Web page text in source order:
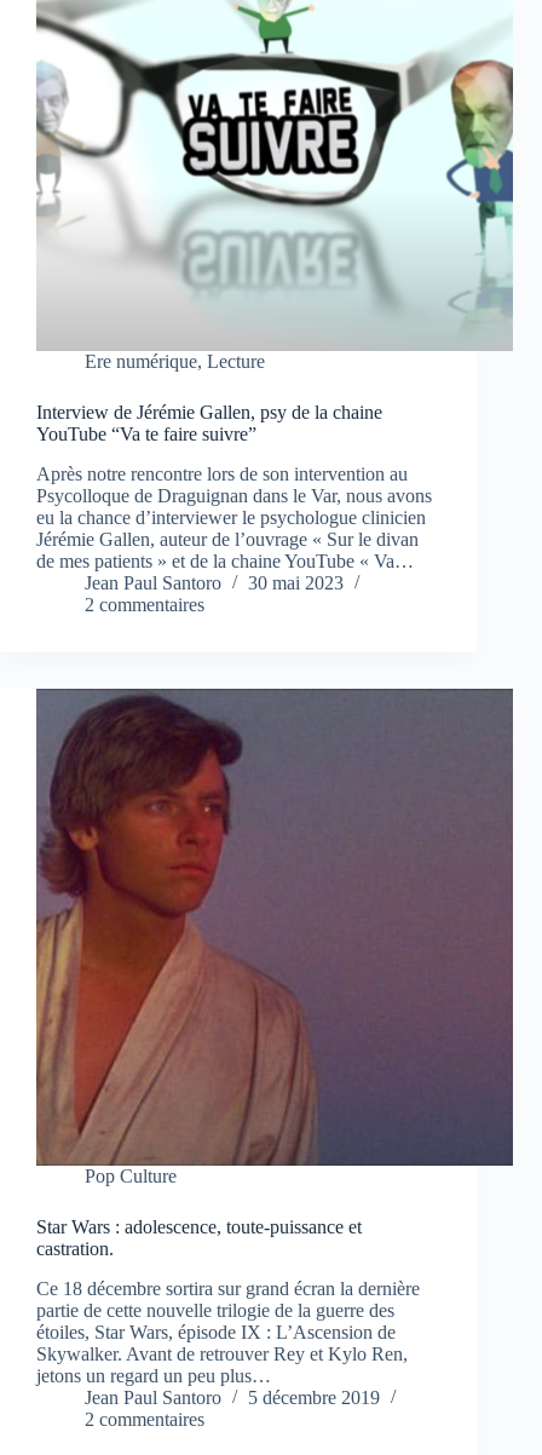
Ere numérique, Lecture
Interview de Jérémie Gallen, psy de la chaine
YouTube “Va te faire suivre”
Après notre rencontre lors de son intervention au
Psycolloque de Draguignan dans le Var, nous avons
eu la chance d’interviewer le psychologue clinicien
Jérémie Gallen, auteur de l’ouvrage « Sur le divan
de mes patients » et de la chaine YouTube « Va…
Jean Paul Santoro
30 mai 2023
2 commentaires
Pop Culture
Star Wars : adolescence, toute-puissance et
castration.
Ce 18 décembre sortira sur grand écran la dernière
partie de cette nouvelle trilogie de la guerre des
étoiles, Star Wars, épisode IX : L’Ascension de
Skywalker. Avant de retrouver Rey et Kylo Ren,
jetons un regard un peu plus…
Jean Paul Santoro
5 décembre 2019
2 commentaires